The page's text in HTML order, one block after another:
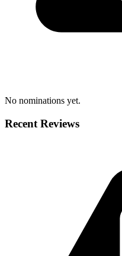
No nominations yet.
Recent Reviews